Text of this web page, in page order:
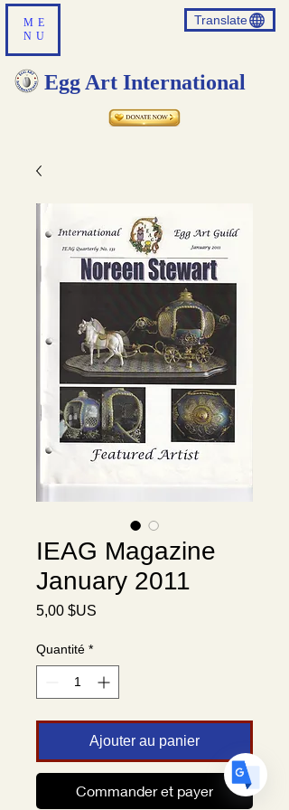
ME
NU
Translate
Egg Art International
IEAG Magazine
January 2011
5,00 $US
Quantité *
Ajouter au panier
Commander et payer
USEnglish
DEGerman· Deutsch
ESSpanish· Español